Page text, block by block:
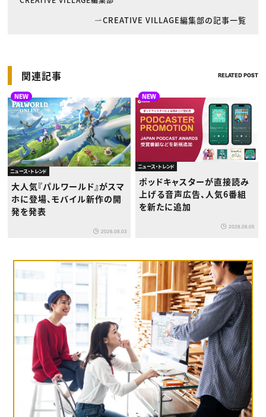
CREATIVE VILLAGE編集部の記事一覧
関連記事 RELATED POST
NEW
ニュース・トレンド
大人気『パルワールド』がスマ
ホに登場、モバイル新作の開
発を発表
2026.08.03
NEW
ニュース・トレンド
ポッドキャスターが直接読み
上げる音声広告、人気6番組
を新たに追加
2026.08.05